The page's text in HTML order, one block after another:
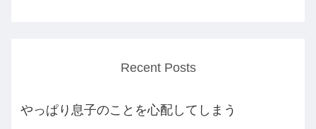
Recent Posts
やっぱり息子のことを心配してしまう